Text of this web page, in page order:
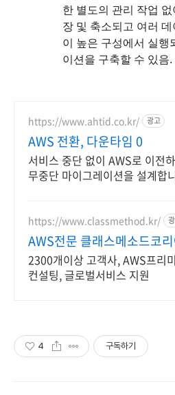
한 별도의 관리 작업
장 및 축소되고 여러
이 높은 구성에서 실행
이션을 구축할 수 있음.
https://www.ahtid.co.kr/ 광고
AWS 전환, 다운타임 0
서비스 중단 없이 AWS로 이전
무중단 마이그레이션을 설계합
https://www.classmethod.kr/
AWS전문 클래스메소드코
2300개이상 고객사, AWS프리
컨설팅, 글로벌서비스 지원
4 구독하기